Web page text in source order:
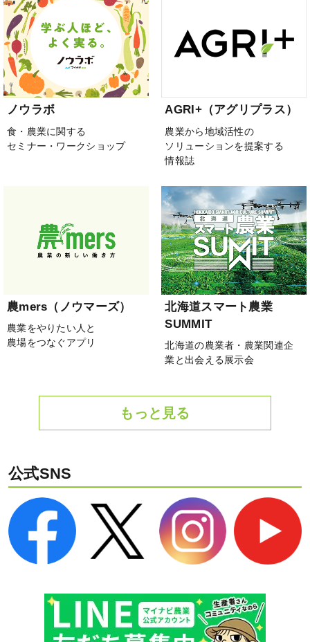
ノウラボ
食・農業に関する
セミナー・ワークショップ
AGRI+（アグリプラス）
農業から地域活性の
ソリューションを提案する
情報誌
農mers（ノウマーズ）
農業をやりたい人と
農場をつなぐアプリ
北海道スマート農業
SUMMIT
北海道の農業者・農業関連企
業と出会える展示会
もっと見る
公式SNS